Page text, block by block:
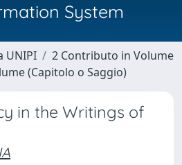
System
UNIPI
2 Contributo in Volume
(Capitolo o Saggio)
in the Writings of